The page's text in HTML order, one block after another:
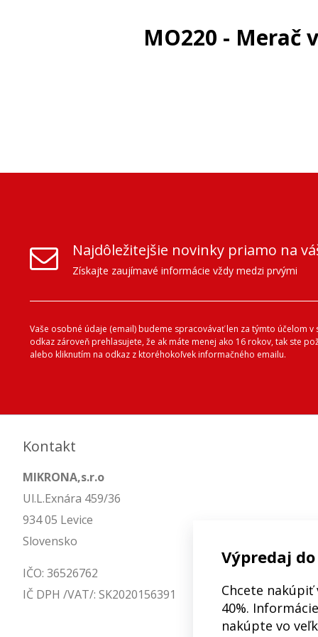
MO220 - Merač
Najdôležitejšie novinky priamo na
Získajte zaujímavé informácie vždy medzi prvými
Vaše osobné údaje (email) budeme spracovávať len za týmto účelom
odkaz zároveň prehlasujete, že ak máte menej ako 16 rokov, tak ste
alebo kliknutím na odkaz z ktoréhokoľvek informačného emailu.
Kontakt
MIKRONA,s.r.o
Ul.L.Exnára 459/36
934 05 Levice
Slovensko
IČO: 36526762
IČ DPH /VAT/: SK2020156391
Výpredaj
Chcete nakúpiť
40%.
nakúpte vo